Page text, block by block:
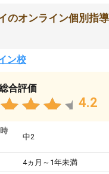
のオンライン個別指
ン校
合評価
4.2
中2
4ヵ月～1年未満